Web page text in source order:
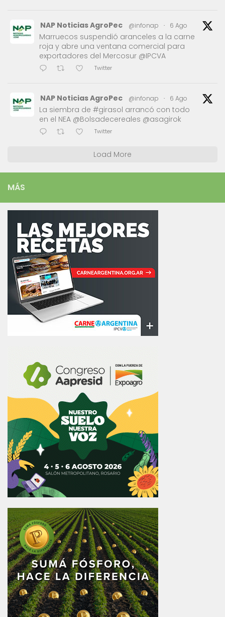
NAP Noticias AgroPec @infonap · 6 Ago
Marruecos suspendió aranceles a la carne
roja y abre una ventana comercial para
exportadores del Mercosur @IPCVA
Twitter
NAP Noticias AgroPec @infonap · 6 Ago
La siembra de #girasol arrancó con todo
en el NEA @Bolsadecereales @asagirok
Twitter
Load More
MÁS